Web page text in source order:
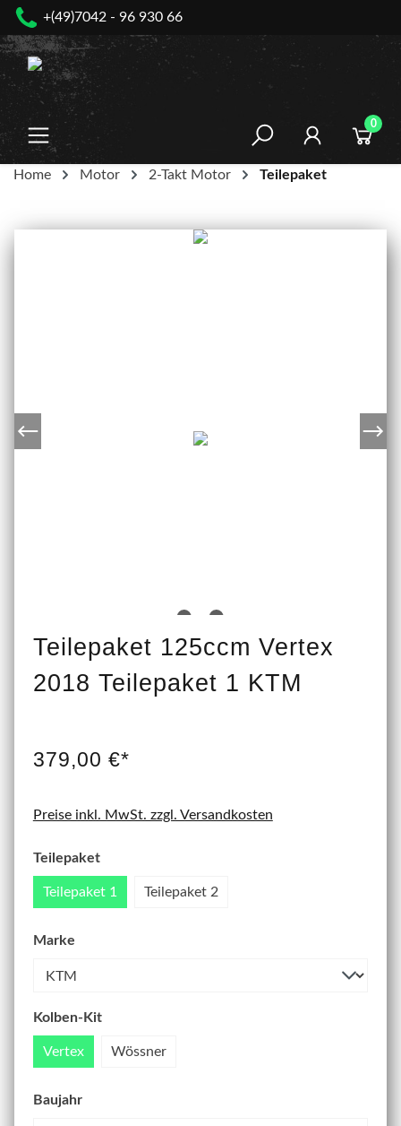
springen
+(49)7042 - 96 930 66
0
Home Motor 2-Takt Motor Teilepaket
Teilepaket 125ccm Vertex
2018 Teilepaket 1 KTM
379,00 €*
Preise inkl. MwSt. zzgl. Versandkosten
Teilepaket
Teilepaket 1 Teilepaket 2
Marke
Kolben-Kit
Vertex Wössner
Baujahr